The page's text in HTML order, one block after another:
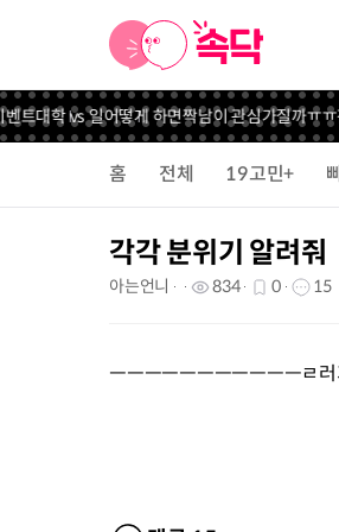
대학 vs 일어떻게 하면짝남이 관심가질까ㅠㅠ진
홈 전체 19고민+
각각 분위기 알려줘
아는언니 834 0 15
ㅡㅡㅡㅡㅡㅡㅡㅡㅡㅡㅡㄹ